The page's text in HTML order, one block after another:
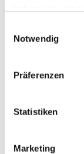
Notwendig
Präferenzen
Statistiken
Marketing